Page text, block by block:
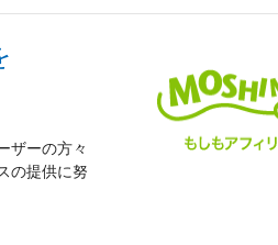
ザーの方々
の提供に努